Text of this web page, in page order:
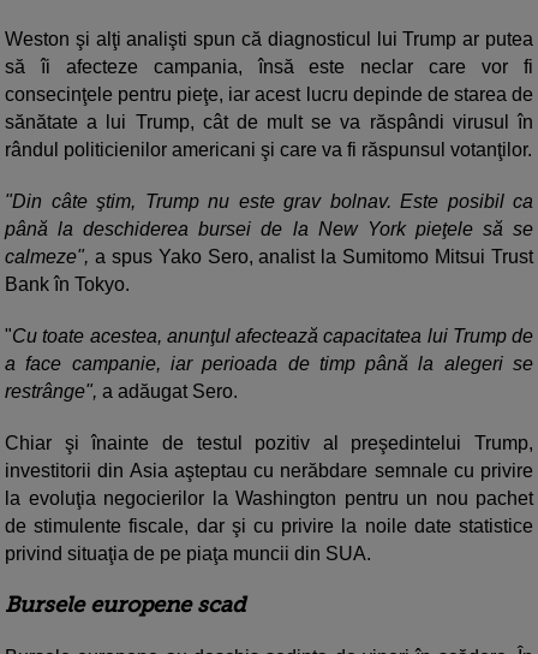
Weston şi alţi analişti spun că diagnosticul lui Trump ar putea
să îi afecteze campania, însă este neclar care vor fi
consecinţele pentru pieţe, iar acest lucru depinde de starea de
sănătate a lui Trump, cât de mult se va răspândi virusul în
rândul politicienilor americani şi care va fi răspunsul votanţilor.
"Din câte ştim, Trump nu este grav bolnav. Este posibil ca
până la deschiderea bursei de la New York pieţele să se
calmeze", a spus Yako Sero, analist la Sumitomo Mitsui Trust
Bank în Tokyo.
"Cu toate acestea, anunţul afectează capacitatea lui Trump de
a face campanie, iar perioada de timp până la alegeri se
restrânge", a adăugat Sero.
Chiar şi înainte de testul pozitiv al preşedintelui Trump,
investitorii din Asia aşteptau cu nerăbdare semnale cu privire
la evoluţia negocierilor la Washington pentru un nou pachet
de stimulente fiscale, dar şi cu privire la noile date statistice
privind situaţia de pe piaţa muncii din SUA.
Bursele europene scad